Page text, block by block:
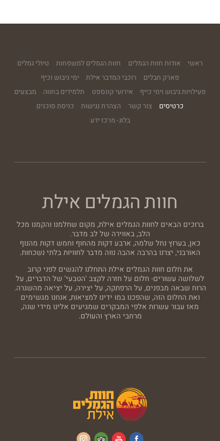
ראשי אודות חוות הגמלים חוות הגמלים למשפחות
טיולי גמלים
פארק חבלים
רוכבי המדבר אילת
ימי גיבוש וכיף
פעילויות גיבוש וימי כייף
אירועי קונספט תלמידים בחווה
מבצעים
כרטיסים
צור קשר הצהרת נגישות
כניסת סוכנים
בלוג- מרכז ידע
חוות הגמלים אילת
ברוכים הבאים לחוות הגמלים אילת, מקום שחלמנו והקמנו מכל
הלב, באווירה של לב מדבר.
כאן, בערוץ נחל שלמה, ארבע דקות מהחוף וחמש דקות מהנוף
האורבני, יצרנו בהרבה אהבה נווה מדבר לחוויות בלתי נשכחות.
את חלום חוות הגמלים אילת התחלנו להגשים לפני קרוב
לשלושה עשורים- חלום על חזרה לקצב 'הטבעי' של הדברים, על
הרוח שבאה מבפנים, על הרפתקה, על יצירה, על יציאה מהשגרה.
ואת החלום הזה, שהפכנו במו ידינו למציאות, אנחנו מגשימים
מאז עבור עשרות אלפי המבקרים שמגיעים אלינו מידי שנה,
מרחבי הארץ והעולם.